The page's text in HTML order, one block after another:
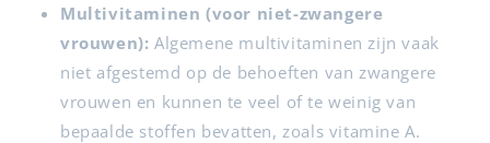
Multivitaminen (voor niet-zwangere
vrouwen): Algemene multivitaminen zijn vaak
niet afgestemd op de behoeften van zwangere
vrouwen en kunnen te veel of te weinig van
bepaalde stoffen bevatten, zoals vitamine A.